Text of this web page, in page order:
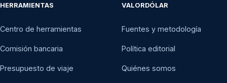
HERRAMIENTAS
Centro de herramientas
Comisión bancaria
Presupuesto de viaje
VALORDÓLAR
Fuentes y metodología
Política editorial
Quiénes somos